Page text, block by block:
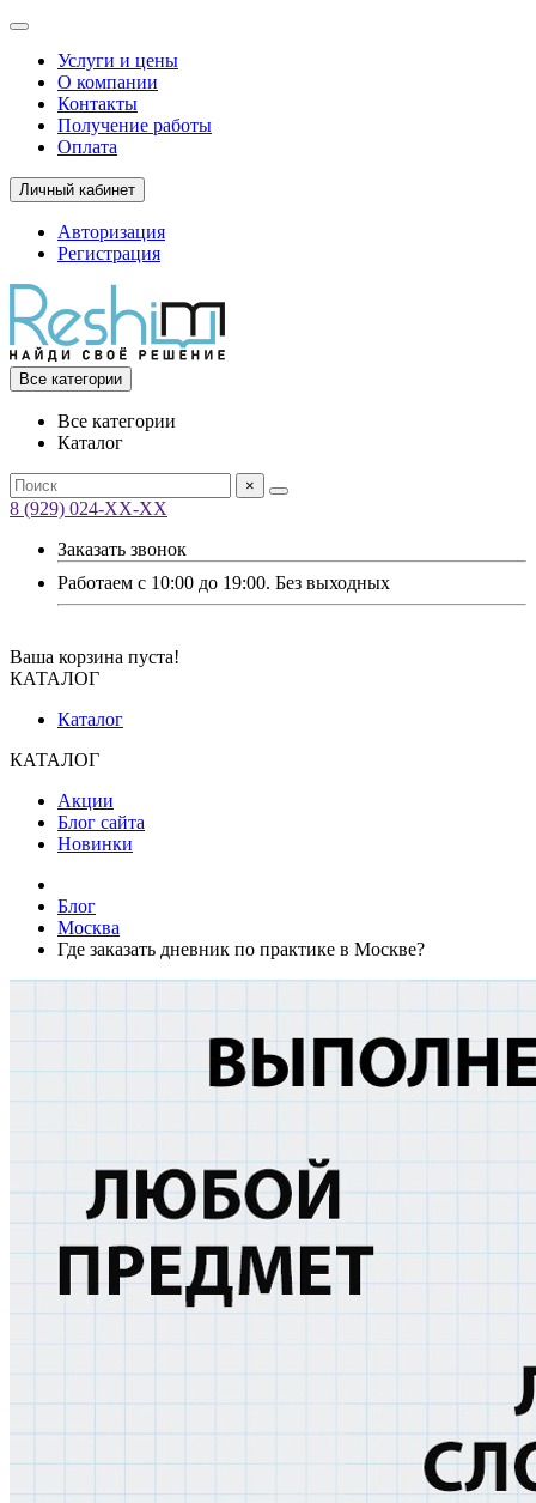
Услуги и цены
О компании
Контакты
Получение работы
Оплата
Личный кабинет
Авторизация
Регистрация
Все категории
Все категории
Каталог
×
8 (929) 024-ХХ-ХХ
Заказать звонок
Работаем с 10:00 до 19:00. Без выходных
Ваша корзина пуста!
КАТАЛОГ
Каталог
КАТАЛОГ
Акции
Блог сайта
Новинки
Блог
Москва
Где заказать дневник по практике в Москве?